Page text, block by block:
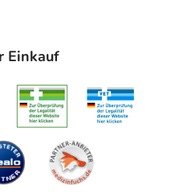
Anwendung eines
Fall sollten Sie das Arzneimittel
Allgemeiner Hinweis: Die
kann durch
der Lebensweise und durch
beeinflusst werden. Falls Sie
Einkauf